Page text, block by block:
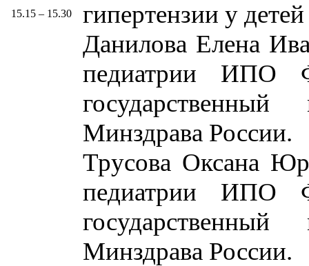
15.15 – 15.30
гипертензии у
Данилова Елена
педиатрии ИПО
государственный
Минздрава России.
Трусова Оксана
педиатрии ИПО
государственный
Минздрава России.